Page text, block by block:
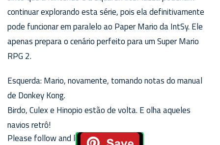
continuar explorando esta série, pois ela definitivamente
pode funcionar em paralelo ao Paper Mario da IntSy. Ele
apenas prepara o cenário perfeito para um Super Mario
RPG 2.
Esquerda: Mario, novamente, tomando notas do manual
de Donkey Kong.
Birdo, Culex e Hinopio estão de volta. E olha aqueles
navios retrô!
Please follow and like us: